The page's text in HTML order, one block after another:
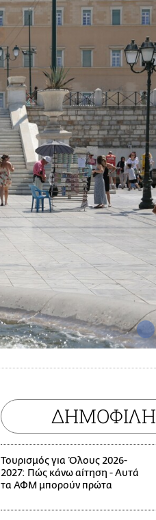
ΔΗΜΟΦΙΛΗ
Τουρισμός για Όλους 2026-
2027: Πώς κάνω αίτηση - Αυτά
τα ΑΦΜ μπορούν πρώτα